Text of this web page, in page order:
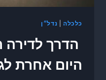
כלכלה נדל״ן
הדרך לדירה
היום אחרת